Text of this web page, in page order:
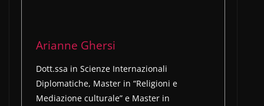
Arianne Ghersi
Dott.ssa in Scienze Internazionali
Diplomatiche, Master in “Religioni e
Mediazione culturale” e Master in